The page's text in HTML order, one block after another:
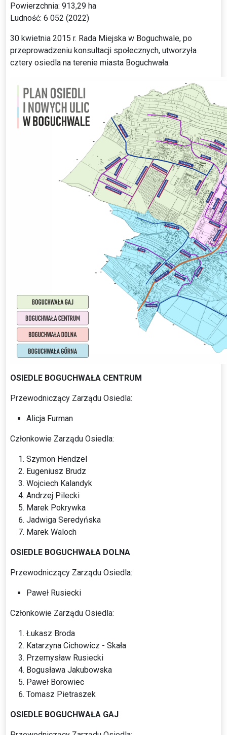
Powierzchnia: 913,29 ha
Ludność: 6 052 (2022)
30 kwietnia 2015 r. Rada Miejska w Boguchwale, po
przeprowadzeniu konsultacji społecznych, utworzyła
cztery osiedla na terenie miasta Boguchwała.
OSIEDLE BOGUCHWAŁA CENTRUM
Przewodniczący Zarządu Osiedla:
Alicja Furman
Członkowie Zarządu Osiedla:
Szymon Hendzel
Eugeniusz Brudz
Wojciech Kalandyk
Andrzej Pilecki
Marek Pokrywka
Jadwiga Seredyńska
Marek Waloch
OSIEDLE BOGUCHWAŁA DOLNA
Przewodniczący Zarządu Osiedla:
Paweł Rusiecki
Członkowie Zarządu Osiedla:
Łukasz Broda
Katarzyna Cichowicz - Skała
Przemysław Rusiecki
Bogusława Jakubowska
Paweł Borowiec
Tomasz Pietraszek
OSIEDLE BOGUCHWAŁA GAJ